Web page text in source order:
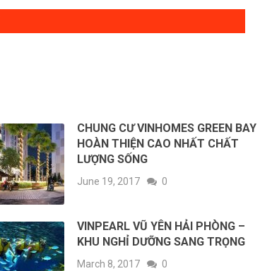
CHUNG CƯ VINHOMES GREEN BAY
HOÀN THIỆN CAO NHẤT CHẤT
LƯỢNG SỐNG
June 19, 2017 0
VINPEARL VŨ YÊN HẢI PHÒNG –
KHU NGHỈ DƯỠNG SANG TRỌNG
March 8, 2017 0